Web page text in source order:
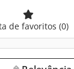
de favoritos (0)